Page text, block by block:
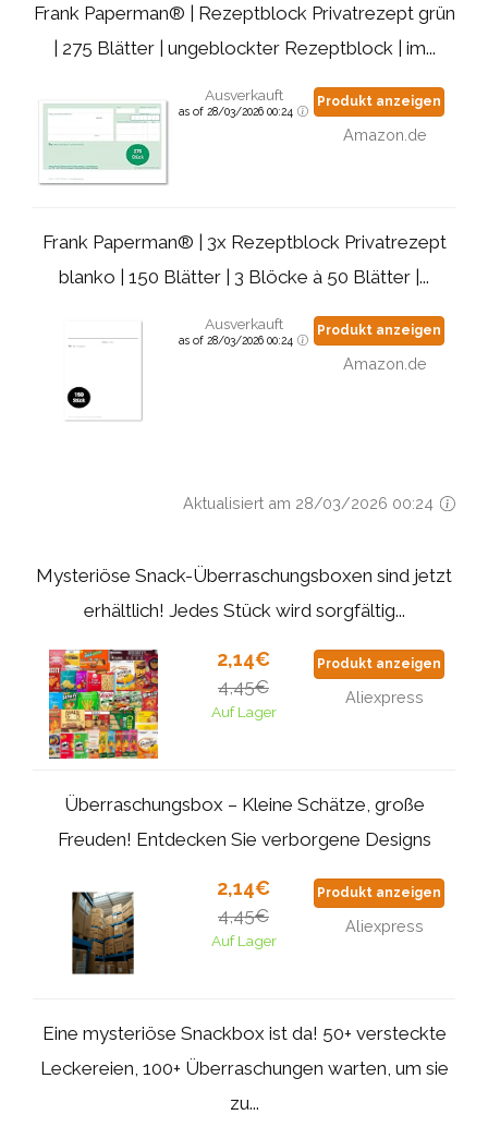
Frank Paperman® | Rezeptblock Privatrezept grün
| 275 Blätter | ungeblockter Rezeptblock | im...
Ausverkauft
as of 28/03/2026 00:24
Produkt anzeigen
Amazon.de
Frank Paperman® | 3x Rezeptblock Privatrezept
blanko | 150 Blätter | 3 Blöcke à 50 Blätter |...
Ausverkauft
as of 28/03/2026 00:24
Produkt anzeigen
Amazon.de
Aktualisiert am 28/03/2026 00:24
Mysteriöse Snack-Überraschungsboxen sind jetzt
erhältlich! Jedes Stück wird sorgfältig...
2,14€
4,45€
Auf Lager
Produkt anzeigen
Aliexpress
Überraschungsbox – Kleine Schätze, große
Freuden! Entdecken Sie verborgene Designs
2,14€
4,45€
Auf Lager
Produkt anzeigen
Aliexpress
Eine mysteriöse Snackbox ist da! 50+ versteckte
Leckereien, 100+ Überraschungen warten, um sie
zu...